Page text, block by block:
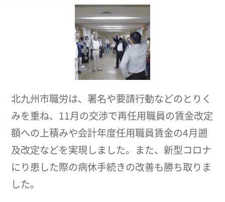
北九州市職労は、署名や要請行動などのとりく
みを重ね、11月の交渉で再任用職員の賃金改定
額への上積みや会計年度任用職員賃金の4月遡
及改定などを実現しました。また、新型コロナ
にり患した際の病休手続きの改善も勝ち取りま
した。